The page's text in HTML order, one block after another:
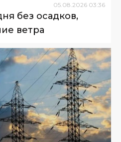
05 08 2026 03:36
без осадков,
ветра